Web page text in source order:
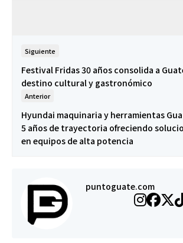
Siguiente
Festival Fridas 30 años consolida a
destino cultural y gastronómico
Anterior
Hyundai maquinaria y herramientas
5 años de trayectoria ofreciendo
en equipos de alta potencia
puntoguate.com